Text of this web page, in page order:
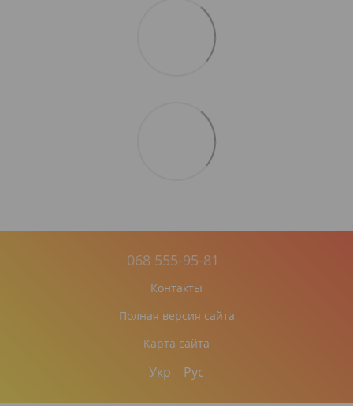
068 555-95-81
Контакты
Полная версия сайта
Карта сайта
Укр Рус